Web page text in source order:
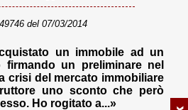
del 07/03/2014
un immobile ad un
firmando un preliminare nel
crisi del mercato immobiliare
uno sconto che però
Ho rogitato a...»